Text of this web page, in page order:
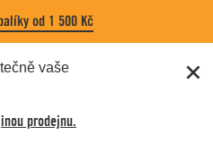
od 1 500 Kč
vaše
prodejnu.